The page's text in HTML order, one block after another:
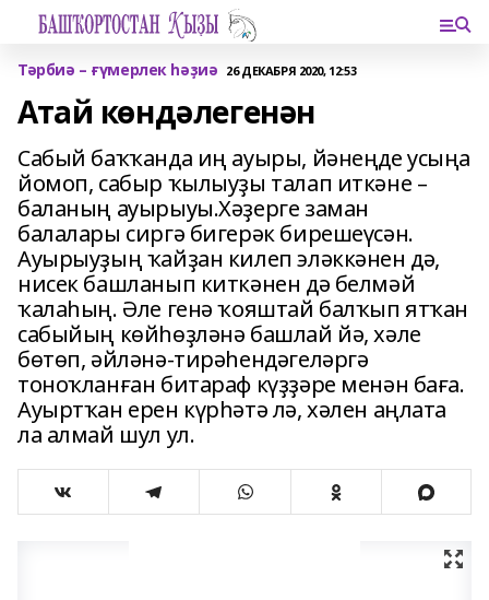
Тәрбиә – ғүмерлек һәҙиә 26 ДЕКАБРЯ 2020, 12:53
Атай көндәлегенән
Сабый баҡҡанда иң ауыры, йәнеңде усыңа
йомоп, сабыр ҡылыуҙы талап иткәне –
баланың ауырыуы.Хәҙерге заман
балалары сиргә бигерәк бирешеүсән.
Ауырыуҙың ҡайҙан килеп эләккәнен дә,
нисек башланып киткәнен дә белмәй
ҡалаһың. Әле генә ҡояштай балҡып ятҡан
сабыйың көйһөҙләнә башлай йә, хәле
бөтөп, әйләнә-тирәһендәгеләргә
тоноҡланған битараф күҙҙәре менән баға.
Ауыртҡан ерен күрһәтә лә, хәлен аңлата
ла алмай шул ул.